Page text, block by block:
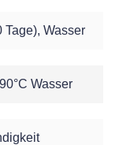
Tage), Wasser
Wasser